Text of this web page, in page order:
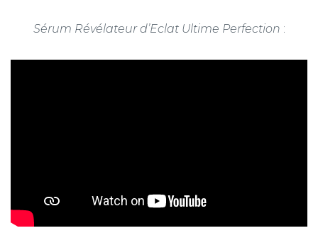
Sérum Révélateur d’Eclat Ultime Perfection :